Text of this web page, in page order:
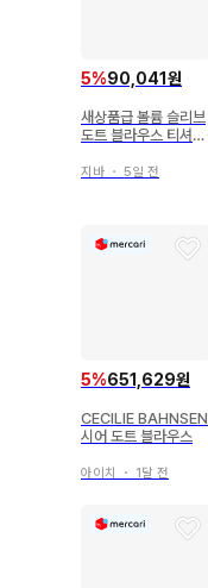
5%90,041원
새상품급 볼륨 슬리브
도트 블라우스 티셔츠
지바 ・ 5일 전
5%651,629원
CECILIE BAHNSEN
시어 도트 블라우스
아이치 ・ 1달 전